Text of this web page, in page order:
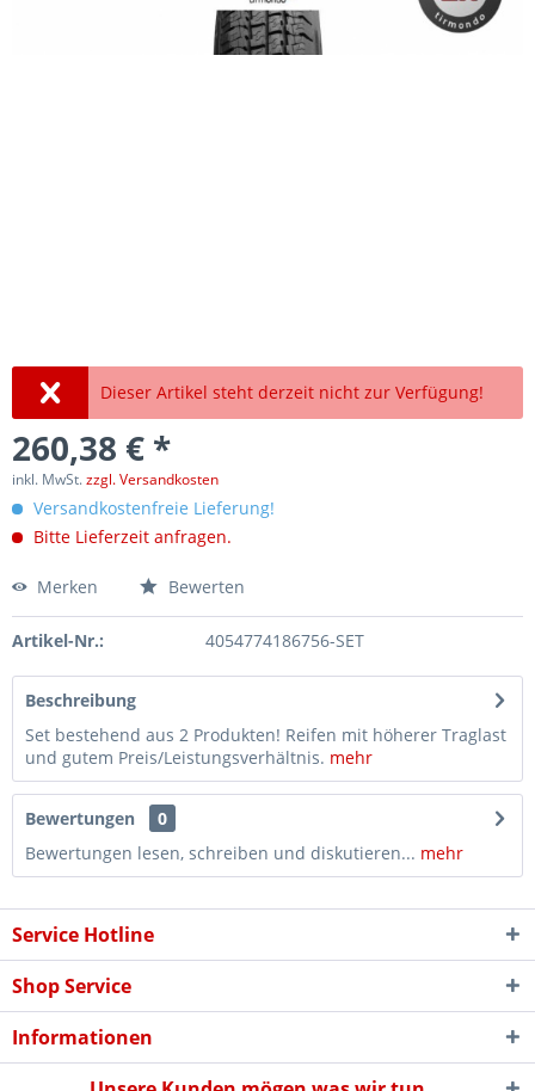
Dieser Artikel steht derzeit nicht zur Verfügung!
260,38 € *
inkl. MwSt.zzgl. Versandkosten
Versandkostenfreie Lieferung!
Bitte Lieferzeit anfragen.
Merken Bewerten
Artikel-Nr.: 4054774186756-SET
Beschreibung
Set bestehend aus 2 Produkten! Reifen mit höherer Traglast
und gutem Preis/Leistungsverhältnis. mehr
Bewertungen
0
Bewertungen lesen, schreiben und diskutieren... mehr
Service Hotline
Shop Service
Informationen